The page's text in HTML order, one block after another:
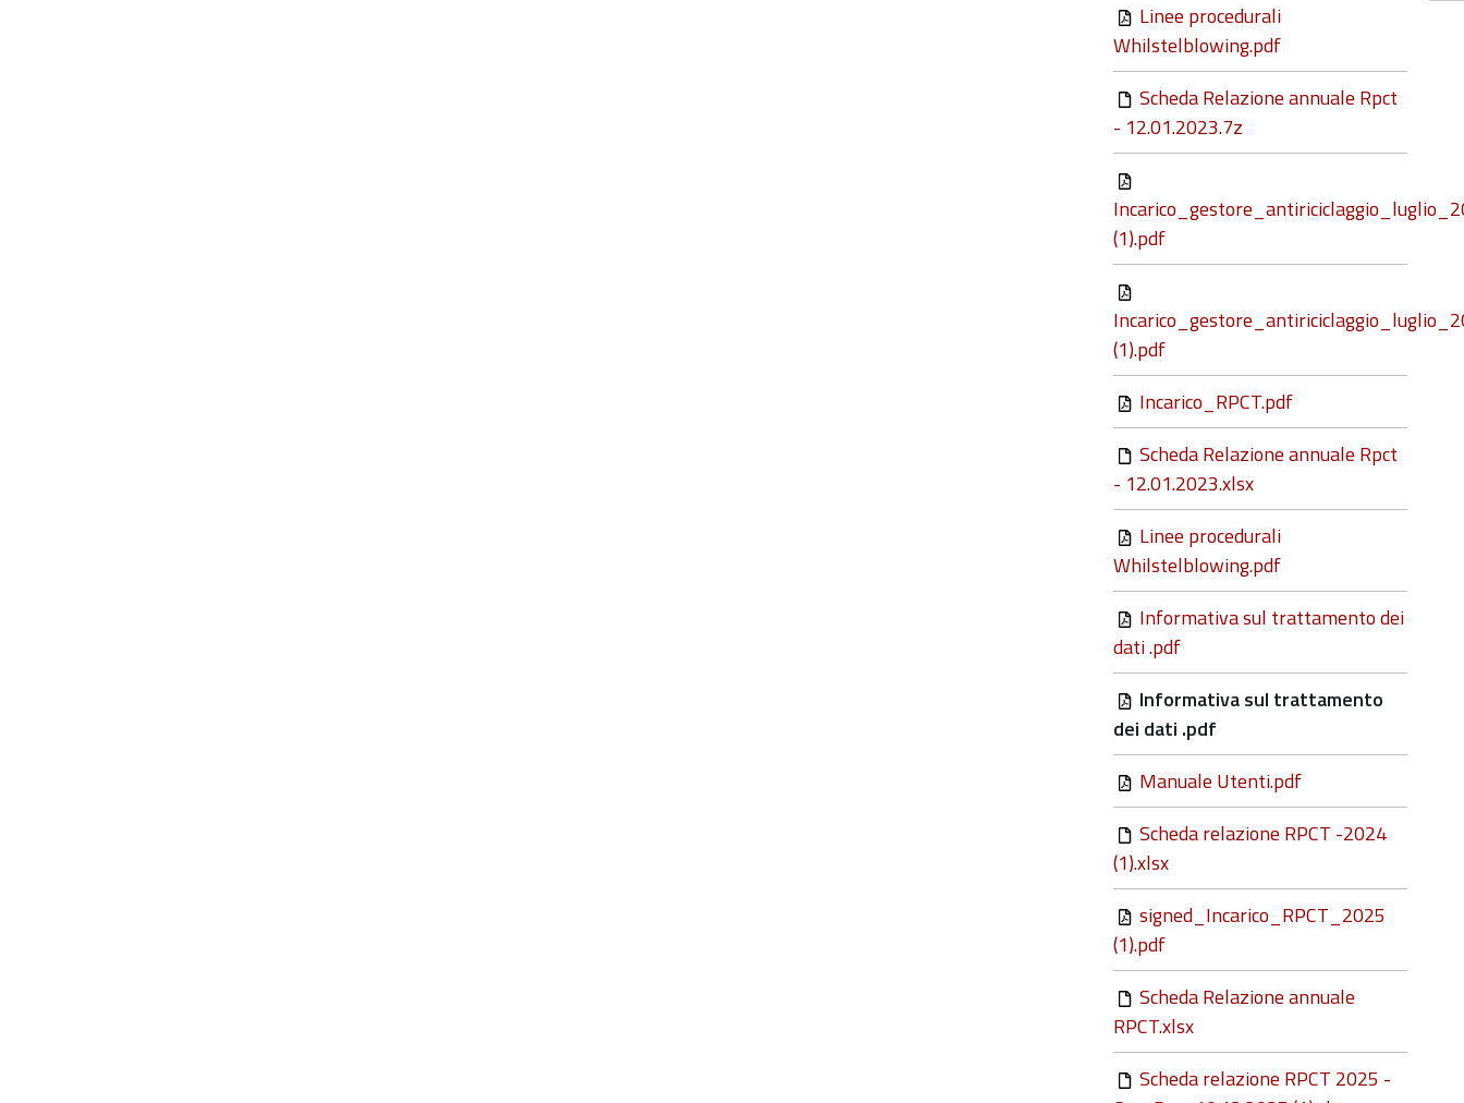
Linee procedurali
Whilstelblowing.pdf
Scheda Relazione annuale Rpct
- 12.01.2023.7z
(1).pdf
(1).pdf
Incarico_RPCT.pdf
Scheda Relazione annuale Rpct
- 12.01.2023.xlsx
Linee procedurali
Whilstelblowing.pdf
Informativa sul trattamento dei
dati .pdf
Informativa sul trattamento
dei dati .pdf
Manuale Utenti.pdf
Scheda relazione RPCT -2024
(1).xlsx
signed_Incarico_RPCT_2025
(1).pdf
Scheda Relazione annuale
RPCT.xlsx
Scheda relazione RPCT 2025 -